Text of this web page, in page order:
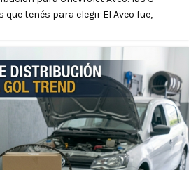
tenés para elegir El Aveo fue,